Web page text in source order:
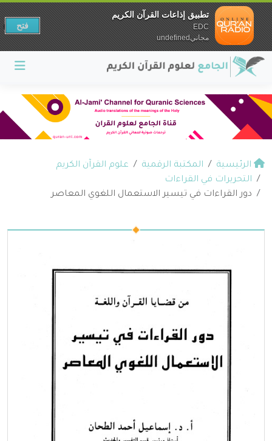
الرئيسية المكتبة الرقمية
علوم القرآن الكريم
التحريرات في القراءات
دور القراءات في تيسير الاستعمال اللغوي المعاصر
تطبيق إذاعات القرآن الكريم
EDC
مجانيundefined
فتح